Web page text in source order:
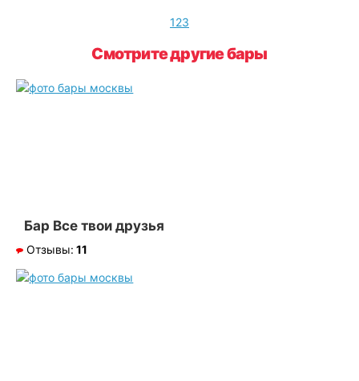
123
Смотрите другие бары
Бар Все твои друзья
Отзывы: 11